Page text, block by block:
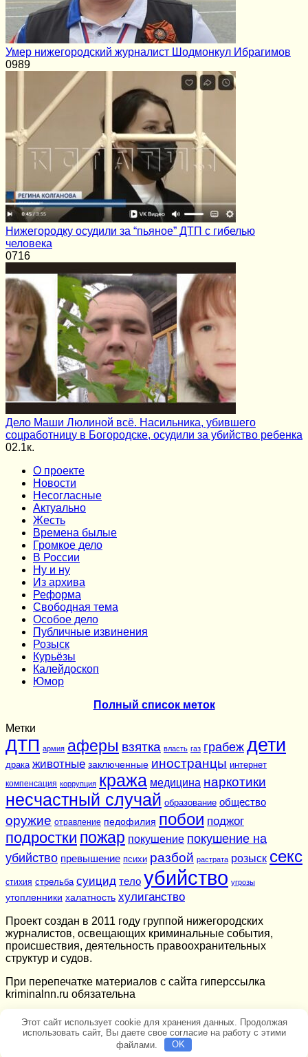
Умер нижегородский журналист Шодмонкул Ибрагимов
0989
Нижегородку осудили за “пьяное” ДТП с гибелью
человека
0716
Дело Маши Люлиной всё. Насильника, убившего
соцработницу в Богородске, осудили за убийство ребенка
02.1к.
О проекте
Новости
Несогласные
Актуально
Жесть
Времена былые
Громкое дело
В России
Ну и ну
Из архива
Реформа
Cвободная тема
Особое дело
Публичные извинения
Розыск
Курьёзы
Калейдоскоп
Юмор
Полный список меток
Метки
ДТП армия аферы взятка власть газ грабеж дети
драка животные заключенные иностранцы интернет
компенсация коррупция кража медицина наркотики
несчастный случай образование общество
оружие отравление педофилия побои поджог
подростки пожар покушение покушение на
убийство превышение психи разбой растрата розыск секс
стихия стрельба суицид тело убийство угрозы
утопленники халатность хулиганство
Проект создан в 2011 году группой нижегородских
журналистов, освещающих криминальные события,
происшествия, деятельность правоохранительных
структур и судов.
При перепечатке материалов c сайта гиперссылка
kriminalnn.ru обязательна
Этот сайт использует cookie для хранения данных. Продолжая
использовать сайт, Вы даете свое согласие на работу с этими
файлами.
OK